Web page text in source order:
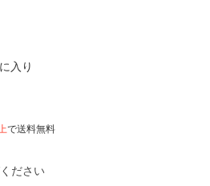
入り
で送料無料
ださい